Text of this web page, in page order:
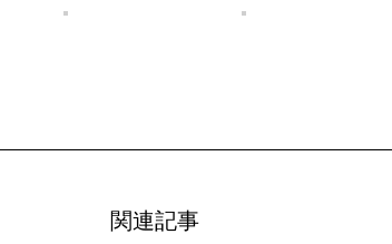
関連記事